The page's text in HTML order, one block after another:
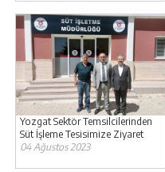
Yozgat Sektör Temsilcilerinden
Süt İşleme Tesisimize Ziyaret
04 Ağustos 2023